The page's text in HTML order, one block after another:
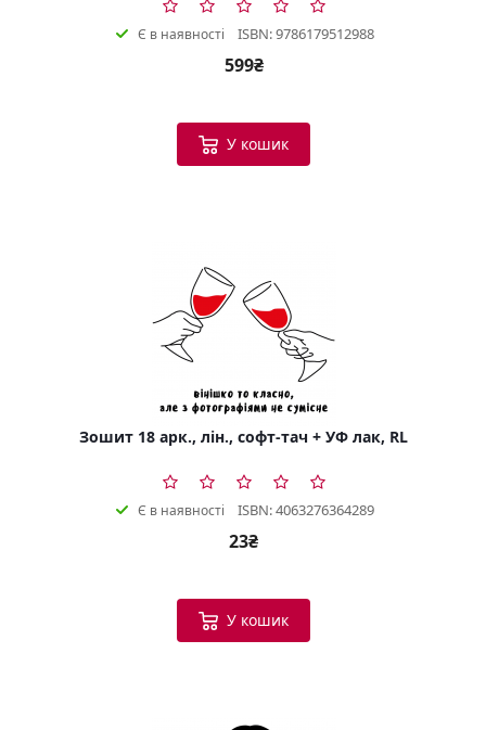
Є в наявності ISBN: 9786179512988
599₴
У кошик
Зошит 18 арк., лін., софт-тач + УФ лак, RL
Є в наявності ISBN: 4063276364289
23₴
У кошик